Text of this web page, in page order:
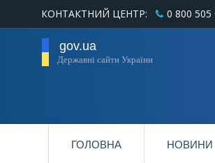
КОНТАКТНИЙ ЦЕНТР: 0 800 505
gov.ua
Державні сайти України
ГОЛОВНА НОВИНИ